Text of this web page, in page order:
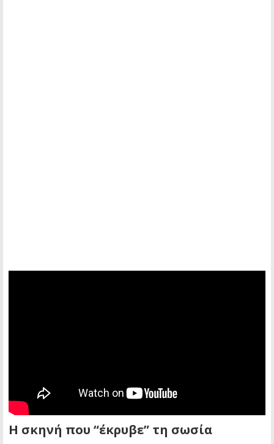
Η σκηνή που “έκρυβε” τη σωσία